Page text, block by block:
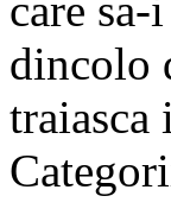
dincolo
traiasca